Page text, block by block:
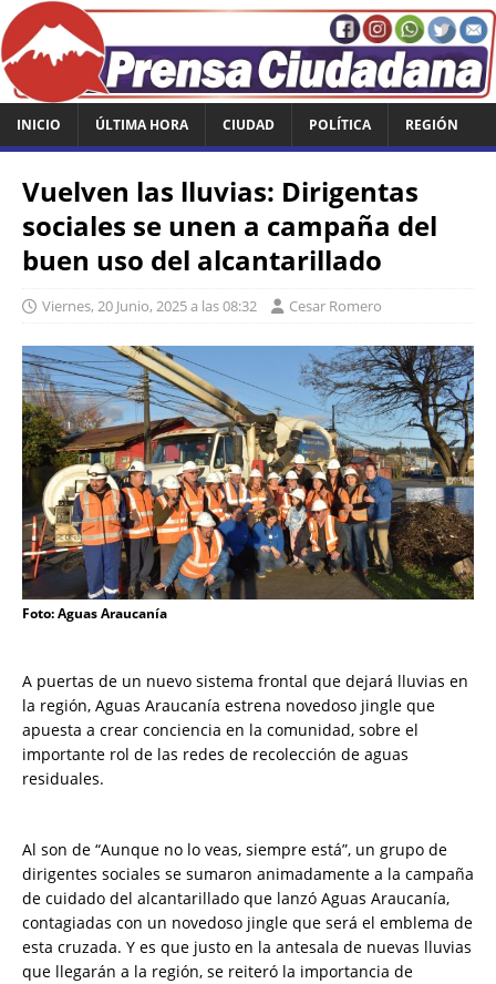
INICIO ÚLTIMA HORA CIUDAD POLÍTICA REGIÓN
Vuelven las lluvias: Dirigentas
sociales se unen a campaña del
buen uso del alcantarillado
Viernes, 20 Junio, 2025 a las 08:32 Cesar Romero
Foto: Aguas Araucanía
A puertas de un nuevo sistema frontal que dejará lluvias en
la región, Aguas Araucanía estrena novedoso jingle que
apuesta a crear conciencia en la comunidad, sobre el
importante rol de las redes de recolección de aguas
residuales.
Al son de “Aunque no lo veas, siempre está”, un grupo de
dirigentes sociales se sumaron animadamente a la campaña
de cuidado del alcantarillado que lanzó Aguas Araucanía,
contagiadas con un novedoso jingle que será el emblema de
esta cruzada. Y es que justo en la antesala de nuevas lluvias
que llegarán a la región, se reiteró la importancia de